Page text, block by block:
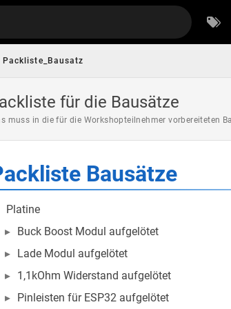
Packliste_Bausatz
für die Bausätze
muss in die für die Workshopteilnehmer vorbereiteten
Bausätze
Platine
Buck Boost Modul aufgelötet
Lade Modul aufgelötet
1,1kOhm Widerstand aufgelötet
Pinleisten für ESP32 aufgelötet